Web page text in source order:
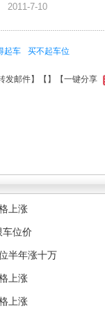
2011-7-10
起车 买不起车位
发邮件】【 】 【一键分享
上涨
车位价
半年涨十万
上涨
上涨